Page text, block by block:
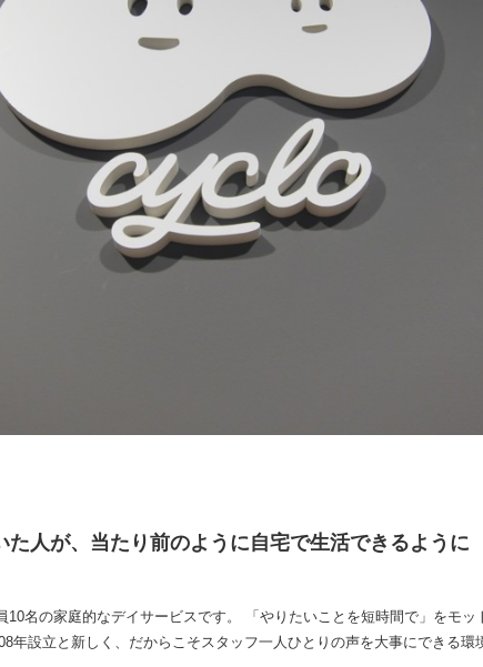
た人が、当たり前のように自宅で生活できるように
10名の家庭的なデイサービスです。 「やりたいことを短時間で」をモ
年設立と新しく、だからこそスタッフ一人ひとりの声を大事にできる環